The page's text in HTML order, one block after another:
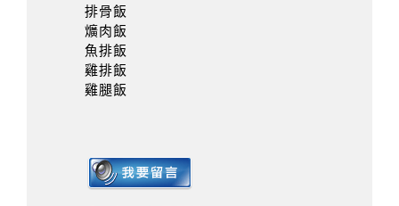
排骨飯
爌肉飯
魚排飯
雞排飯
雞腿飯